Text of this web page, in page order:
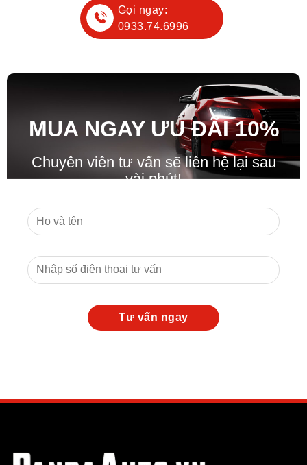
Gọi ngay:
0933.74.6996
MUA NGAY ƯU ĐÃI10%
Chuyên viên tư vấn sẽ liên hệ lại sau
vài phút!